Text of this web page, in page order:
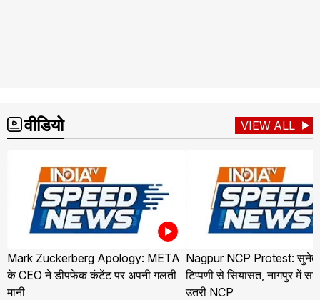
वीडियो VIEW ALL
Mark Zuckerberg Apology: META
के CEO ने डीपफेक कंटेंट पर अपनी गलती
मानी
Nagpur NCP Protest:
टिप्पणी से सियासत, नागपुर में
उतरी NCP